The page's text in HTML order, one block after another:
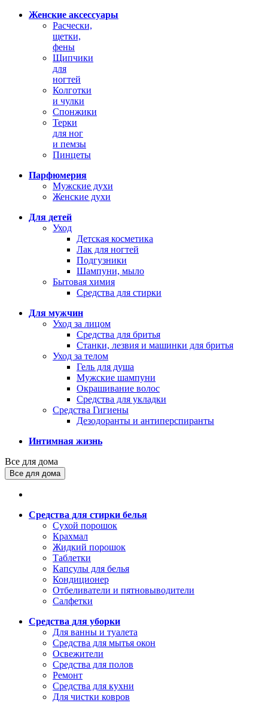
Женские аксессуары
Расчески,
щетки,
фены
Щипчики
для
ногтей
Колготки
и чулки
Спонжики
Терки
для ног
и пемзы
Пинцеты
Парфюмерия
Мужские духи
Женские духи
Для детей
Уход
Детская косметика
Лак для ногтей
Подгузники
Шампуни, мыло
Бытовая химия
Средства для стирки
Для мужчин
Уход за лицом
Средства для бритья
Станки, лезвия и машинки для бритья
Уход за телом
Гель для душа
Мужские шампуни
Окрашивание волос
Средства для укладки
Средства Гигиены
Дезодоранты и антиперспиранты
Интимная жизнь
Все для дома
Все для дома
Средства для стирки белья
Сухой порошок
Крахмал
Жидкий порошок
Таблетки
Капсулы для белья
Кондиционер
Отбеливатели и пятновыводители
Салфетки
Средства для уборки
Для ванны и туалета
Средства для мытья окон
Освежители
Средства для полов
Ремонт
Средства для кухни
Для чистки ковров